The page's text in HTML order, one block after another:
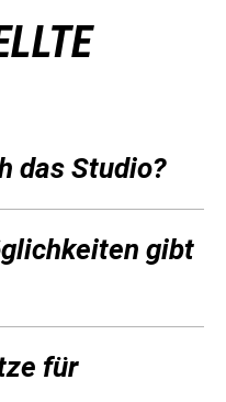
das Studio?
gibt
für